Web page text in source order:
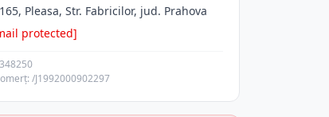
Pleasa, Str. Fabricilor, jud. Prahova
protected]
/J1992000902297